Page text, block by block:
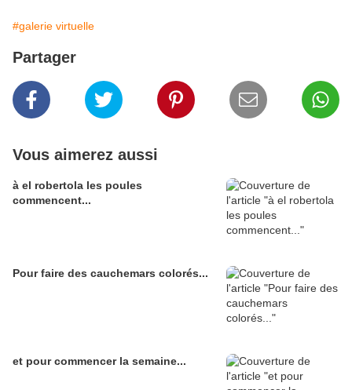
#galerie virtuelle
Partager
Vous aimerez aussi
à el robertola les poules
commencent...
Pour faire des cauchemars colorés...
et pour commencer la semaine...